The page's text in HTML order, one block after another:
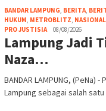
BANDAR LAMPUNG, BERITA,
HUKUM, METROBLITZ, NASIONAL
PRO JUSTISIA
08/08/2026
Lampung Jadi
Naza…
BANDAR LAMPUNG, (PeNa)
Lampung sebagai salah